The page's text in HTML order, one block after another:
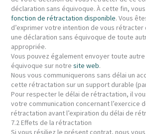
déclaration sans équivoque. À cette fin,
fonction de rétractation disponible. Vous
d’exprimer votre intention de vous rétracter
une déclaration sans équivoque de toute
appropriée.
Vous pouvez également envoyer toute
équivoque sur notre site web.
Nous vous communiquerons sans délai un
cette rétractation sur un support durable
Pour respecter le délai de rétractation, il
votre communication concernant l’exercice
rétractation avant l’expiration du délai de
7.2 Effets de la rétractation
Si vous résiliez le présent contrat, nous